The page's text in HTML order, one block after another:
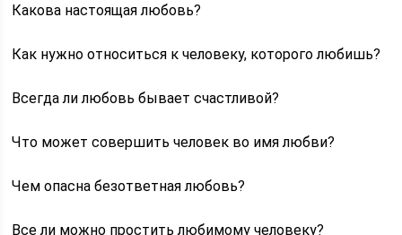
Какова настоящая любовь?
Как нужно относиться к человеку, которого любишь?
Всегда ли любовь бывает счастливой?
Что может совершить человек во имя любви?
Чем опасна безответная любовь?
Все ли можно простить любимому человеку?